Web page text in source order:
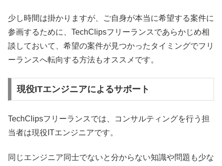
少し時間は掛かりますが、ご自身が本当に希望する案件に
参画するために、TechClipsフリーランスであらかじめ相
談しておいて、希望の案件が見つかったタイミングでフリ
ーランスへ転向する方法もオススメです。
現役ITエンジニアによるサポート
TechClipsフリーランスでは、コンサルティングを行う担
当者は現役ITエンジニアです。
同じエンジニア同士でないと分からない知識や問題も少な